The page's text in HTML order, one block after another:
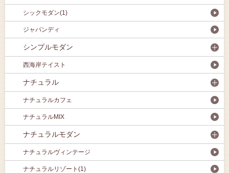
シックモダン(1)
ジャパンディ
シンプルモダン
西海岸テイスト
ナチュラル
ナチュラルカフェ
ナチュラルMIX
ナチュラルモダン
ナチュラルヴィンテージ
ナチュラルリゾート(1)